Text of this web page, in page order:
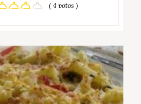
( 4 votos )